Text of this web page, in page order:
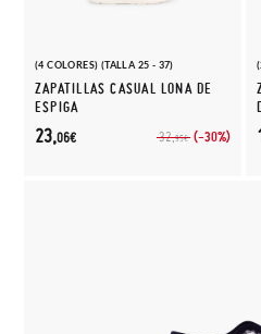
(4 COLORES) (TALLA 25 - 37)
ZAPATILLAS CASUAL LONA DE
ESPIGA
32,95€ (-30%)
23,06€